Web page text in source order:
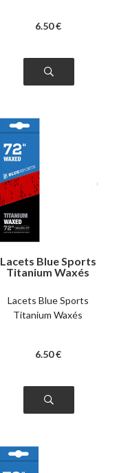
6.50 €
Lacets Blue Sports
Titanium Waxés
Lacets Blue Sports
Titanium Waxés
6.50 €